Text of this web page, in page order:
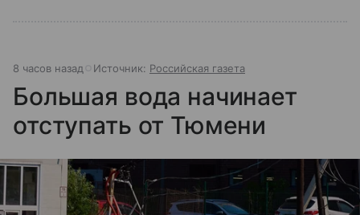
8 часов назад Источник: Российская газета
Большая вода начинает
отступать от Тюмени